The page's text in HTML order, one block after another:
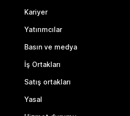
Kariyer
Yatırımcılar
Basın ve medya
İş Ortakları
Satış ortakları
Yasal